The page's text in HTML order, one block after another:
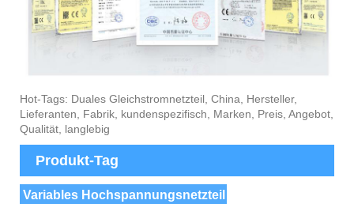
Hot-Tags: Duales Gleichstromnetzteil, China, Hersteller,
Lieferanten, Fabrik, kundenspezifisch, Marken, Preis, Angebot,
Qualität, langlebig
Produkt-Tag
Variables Hochspannungsnetzteil